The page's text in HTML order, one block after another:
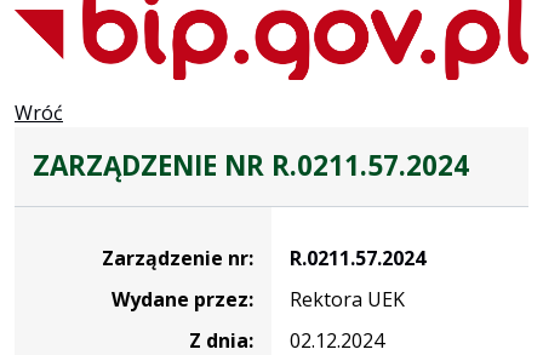
Wróć
ZARZĄDZENIE NR R.0211.57.2024
Zarządzenie nr:
R.0211.57.2024
Wydane przez:
Rektora UEK
Z dnia:
02.12.2024